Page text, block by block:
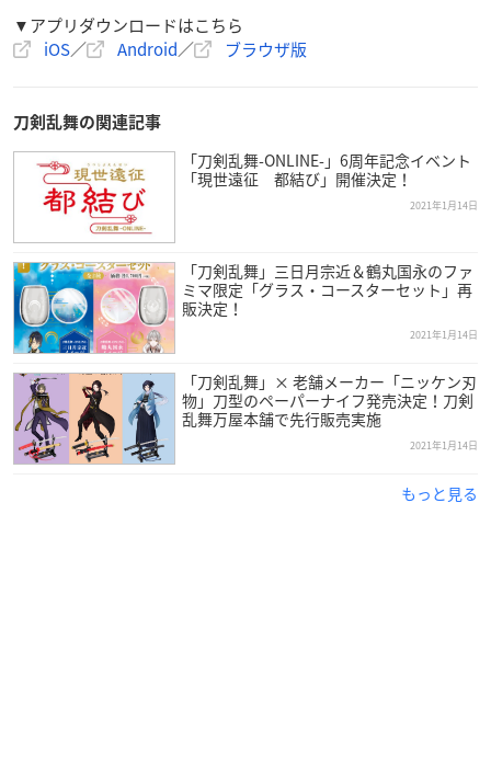
▼アプリダウンロードはこちら
iOS／ Android／ ブラウザ版
刀剣乱舞の関連記事
「刀剣乱舞-ONLINE-」6周年記念イベント
「現世遠征 都結び」開催決定！
2021年1月14日
「刀剣乱舞」三日月宗近＆鶴丸国永のファ
ミマ限定「グラス・コースターセット」再
販決定！
2021年1月14日
「刀剣乱舞」× 老舗メーカー「ニッケン刃
物」刀型のペーパーナイフ発売決定！刀剣
乱舞万屋本舗で先行販売実施
2021年1月14日
もっと見る